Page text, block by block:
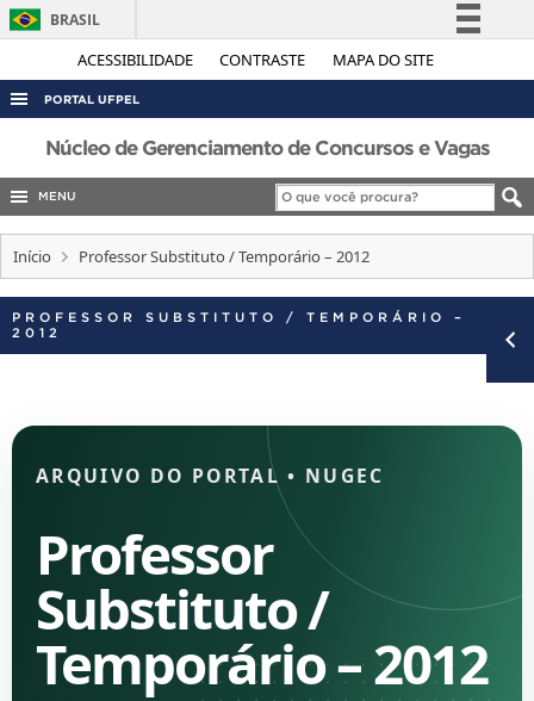
ACESSIBILIDADE CONTRASTE MAPA DO SITE
BRASIL
Simplifique!
Legislação
Canais
PORTAL UFPEL
ACESSO À INFORMAÇÃO
AUDITORIA
CONCURSOS
PORTARIAS
Núcleo de Gerenciamento de Concursos e Vagas
MENU
Início Professor Substituto / Temporário – 2012
PROFESSOR SUBSTITUTO / TEMPORÁRIO –
2012
ARQUIVO DO PORTAL• NUGEC
Professor
Substituto /
Temporário – 2012